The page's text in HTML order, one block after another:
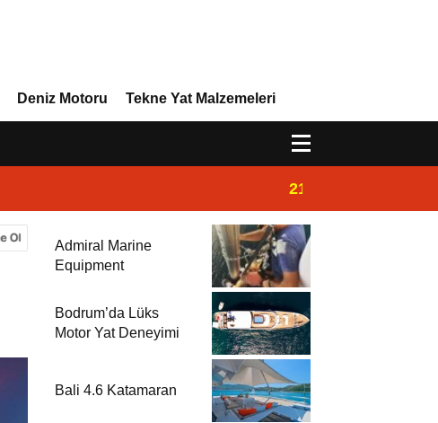
Deniz Motoru Tekne Yat Malzemeleri
21:02
Admiral Marine
Equipment
Bodrum’da Lüks
Motor Yat Deneyimi
Bali 4.6 Katamaran